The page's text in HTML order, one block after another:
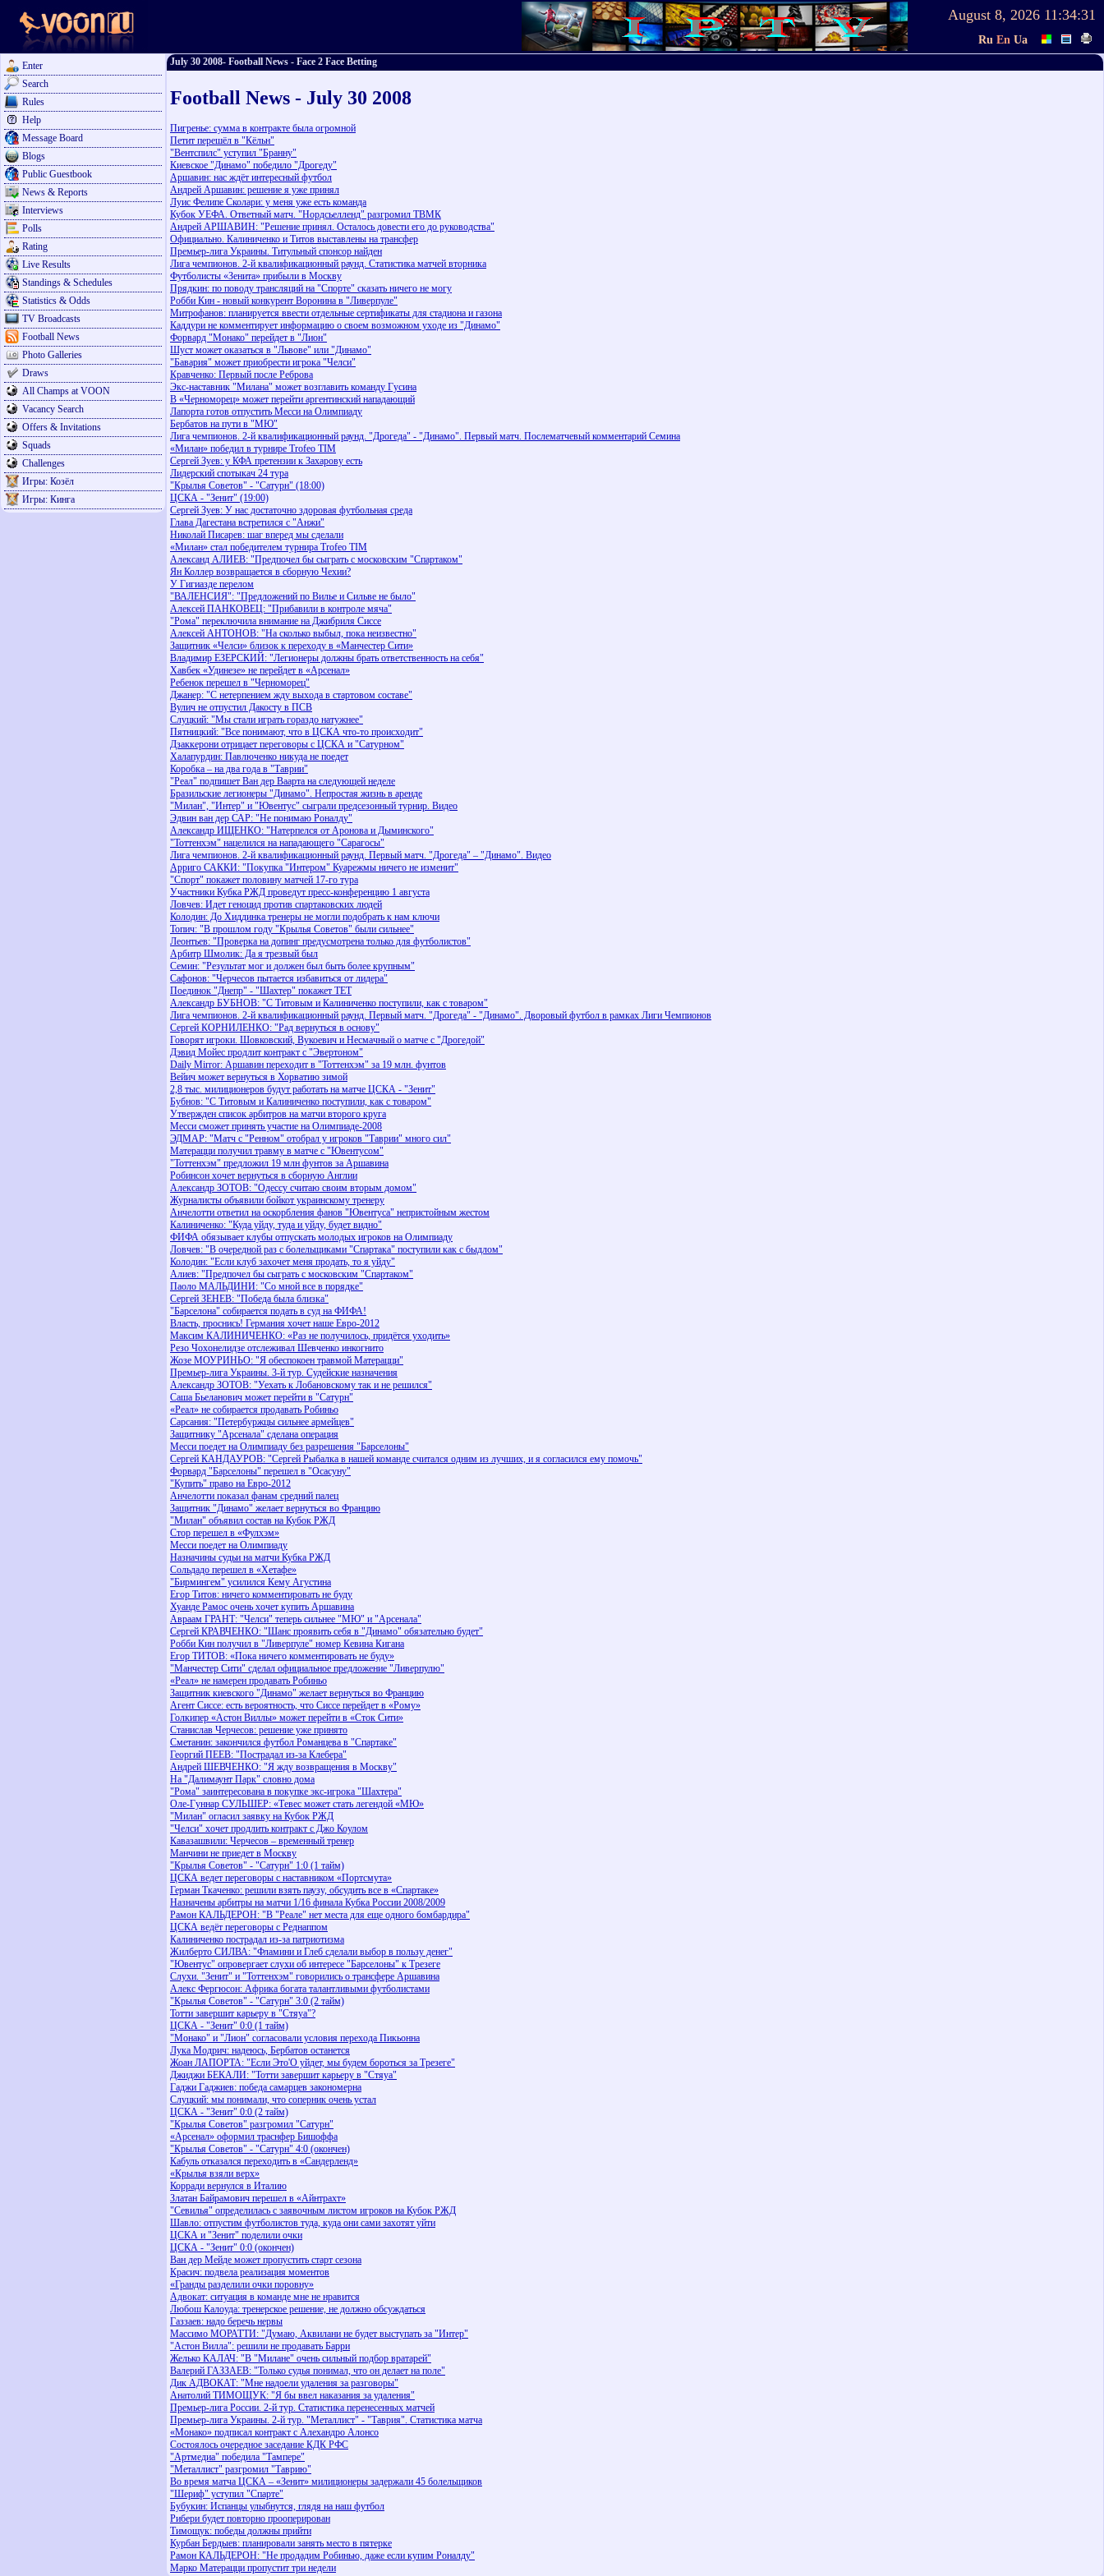
August 8, 2026 11:34:32
Ru En Ua
Enter
Search
Rules
Help
Message Board
Blogs
Public Guestbook
News & Reports
Interviews
Polls
Rating
Live Results
Standings & Schedules
Statistics & Odds
TV Broadcasts
Football News
Photo Galleries
Draws
All Champs at VOON
Vacancy Search
Offers & Invitations
Squads
Challenges
Игры: Козёл
Игры: Кинга
July 30 2008- Football News - Face 2 Face Betting
Football News - July 30 2008
Пигренье: сумма в контракте была огромной
Петит перешёл в "Кёльн"
"Вентспилс" уступил "Бранну"
Киевское "Динамо" победило "Дрогеду"
Аршавин: нас ждёт интересный футбол
Андрей Аршавин: решение я уже принял
Луис Фелипе Сколари: у меня уже есть команда
Кубок УЕФА. Ответный матч. "Нордсьелленд" разгромил ТВМК
Андрей АРШАВИН: "Решение принял. Осталось довести его до руководства"
Официально. Калиниченко и Титов выставлены на трансфер
Премьер-лига Украины. Титульный спонсор найден
Лига чемпионов. 2-й квалификационный раунд. Статистика матчей вторника
Футболисты «Зенита» прибыли в Москву
Прядкин: по поводу трансляций на "Спорте" сказать ничего не могу
Робби Кин - новый конкурент Воронина в "Ливерпуле"
Митрофанов: планируется ввести отдельные сертификаты для стадиона и газона
Каддури не комментирует информацию о своем возможном уходе из "Динамо"
Форвард "Монако" перейдет в "Лион"
Шуст может оказаться в "Львове" или "Динамо"
"Бавария" может приобрести игрока "Челси"
Кравченко: Первый после Реброва
Экс-наставник "Милана" может возглавить команду Гусина
В «Черноморец» может перейти аргентинский нападающий
Лапорта готов отпустить Месси на Олимпиаду
Бербатов на пути в "МЮ"
Лига чемпионов. 2-й квалификационный раунд. "Дрогеда" - "Динамо". Первый матч. Послематчевый комментарий Семина
«Милан» победил в турнире Trofeo TIM
Сергей Зуев: у КФА претензии к Захарову есть
Лидерский спотыкач 24 тура
"Крылья Советов" - "Сатурн" (18:00)
ЦСКА - "Зенит" (19:00)
Сергей Зуев: У нас достаточно здоровая футбольная среда
Глава Дагестана встретился с "Анжи"
Николай Писарев: шаг вперед мы сделали
«Милан» стал победителем турнира Trofeo TIM
Александ АЛИЕВ: "Предпочел бы сыграть с московским "Спартаком"
Ян Коллер возвращается в сборную Чехии?
У Гигиазде перелом
"ВАЛЕНСИЯ": "Предложений по Вилье и Сильве не было"
Алексей ПАНКОВЕЦ: "Прибавили в контроле мяча"
"Рома" переключила внимание на Джибриля Сиссе
Алексей АНТОНОВ: "На сколько выбыл, пока неизвестно"
Защитник «Челси» близок к переходу в «Манчестер Сити»
Владимир ЕЗЕРСКИЙ: "Легионеры должны брать ответственность на себя"
Хавбек «Удинезе» не перейдет в «Арсенал»
Ребенок перешел в "Черноморец"
Джанер: "С нетерпением жду выхода в стартовом составе"
Вулич не отпустил Дакосту в ПСВ
Слуцкий: "Мы стали играть гораздо натужнее"
Пятницкий: "Все понимают, что в ЦСКА что-то происходит"
Дзаккерони отрицает переговоры с ЦСКА и "Сатурном"
Халапурдин: Павлюченко никуда не поедет
Коробка – на два года в "Таврии"
"Реал" подпишет Ван дер Ваарта на следующей неделе
Бразильские легионеры "Динамо". Непростая жизнь в аренде
"Милан", "Интер" и "Ювентус" сыграли предсезонный турнир. Видео
Эдвин ван дер САР: "Не понимаю Роналду"
Александр ИЩЕНКО: "Натерпелся от Аронова и Дыминского"
"Тоттенхэм" нацелился на нападающего "Сарагосы"
Лига чемпионов. 2-й квалификационный раунд. Первый матч. "Дрогеда" – "Динамо". Видео
Арриго САККИ: "Покупка "Интером" Куарежмы ничего не изменит"
"Спорт" покажет половину матчей 17-го тура
Участники Кубка РЖД проведут пресс-конференцию 1 августа
Ловчев: Идет геноцид против спартаковских людей
Колодин: До Хиддинка тренеры не могли подобрать к нам ключи
Топич: "В прошлом году "Крылья Советов" были сильнее"
Леонтьев: "Проверка на допинг предусмотрена только для футболистов"
Арбитр Шмолик: Да я трезвый был
Семин: "Результат мог и должен был быть более крупным"
Сафонов: "Черчесов пытается избавиться от лидера"
Поединок "Днепр" - "Шахтер" покажет ТЕТ
Александр БУБНОВ: "С Титовым и Калиниченко поступили, как с товаром"
Лига чемпионов. 2-й квалификационный раунд. Первый матч. "Дрогеда" - "Динамо". Дворовый футбол в рамках Лиги Чемпионов
Сергей КОРНИЛЕНКО: "Рад вернуться в основу"
Говорят игроки. Шовковский, Вукоевич и Несмачный о матче с "Дрогедой"
Дэвид Мойес продлит контракт с "Эвертоном"
Daily Mirror: Аршавин переходит в "Тоттенхэм" за 19 млн. фунтов
Вейич может вернуться в Хорватию зимой
2,8 тыс. милиционеров будут работать на матче ЦСКА - "Зенит"
Бубнов: "С Титовым и Калиниченко поступили, как с товаром"
Утвержден список арбитров на матчи второго круга
Месси сможет принять участие на Олимпиаде-2008
ЭДМАР: "Матч с "Ренном" отобрал у игроков "Таврии" много сил"
Матерацци получил травму в матче с "Ювентусом"
"Тоттенхэм" предложил 19 млн фунтов за Аршавина
Робинсон хочет вернуться в сборную Англии
Александр ЗОТОВ: "Одессу считаю своим вторым домом"
Журналисты объявили бойкот украинскому тренеру
Анчелотти ответил на оскорбления фанов "Ювентуса" непристойным жестом
Калиниченко: "Куда уйду, туда и уйду, будет видно"
ФИФА обязывает клубы отпускать молодых игроков на Олимпиаду
Ловчев: "В очередной раз с болельщиками "Спартака" поступили как с быдлом"
Колодин: "Если клуб захочет меня продать, то я уйду"
Алиев: "Предпочел бы сыграть с московским "Спартаком"
Паоло МАЛЬДИНИ: "Со мной все в порядке"
Сергей ЗЕНЕВ: "Победа была близка"
"Барселона" собирается подать в суд на ФИФА!
Власть, проснись! Германия хочет наше Евро-2012
Максим КАЛИНИЧЕНКО: «Раз не получилось, придётся уходить»
Резо Чохонелидзе отслеживал Шевченко инкогнито
Жозе МОУРИНЬО: "Я обеспокоен травмой Матерацци"
Премьер-лига Украины. 3-й тур. Судейские назначения
Александр ЗОТОВ: "Уехать к Лобановскому так и не решился"
Саша Бьеланович может перейти в "Сатурн"
«Реал» не собирается продавать Робиньо
Сарсания: "Петербуржцы сильнее армейцев"
Защитнику "Арсенала" сделана операция
Месси поедет на Олимпиаду без разрешения "Барселоны"
Сергей КАНДАУРОВ: "Сергей Рыбалка в нашей команде считался одним из лучших, и я согласился ему помочь"
Форвард "Барселоны" перешел в "Осасуну"
"Купить" право на Евро-2012
Анчелотти показал фанам средний палец
Защитник "Динамо" желает вернуться во Францию
"Милан" объявил состав на Кубок РЖД
Стор перешел в «Фулхэм»
Месси поедет на Олимпиаду
Назначины судьи на матчи Кубка РЖД
Сольдадо перешел в «Хетафе»
"Бирмингем" усилился Кему Агустина
Егор Титов: ничего комментировать не буду
Хуанде Рамос очень хочет купить Аршавина
Авраам ГРАНТ: "Челси" теперь сильнее "МЮ" и "Арсенала"
Сергей КРАВЧЕНКО: "Шанс проявить себя в "Динамо" обязательно будет"
Робби Кин получил в "Ливерпуле" номер Кевина Кигана
Егор ТИТОВ: «Пока ничего комментировать не буду»
"Манчестер Сити" сделал официальное предложение "Ливерпулю"
«Реал» не намерен продавать Робиньо
Защитник киевского "Динамо" желает вернуться во Францию
Агент Сиссе: есть вероятность, что Сиссе перейдет в «Рому»
Голкипер «Астон Виллы» может перейти в «Сток Сити»
Станислав Черчесов: решение уже принято
Сметанин: закончился футбол Романцева в "Спартаке"
Георгий ПЕЕВ: "Пострадал из-за Клебера"
Андрей ШЕВЧЕНКО: "Я жду возвращения в Москву"
На "Далимаунт Парк" словно дома
"Рома" заинтересована в покупке экс-игрока "Шахтера"
Оле-Гуннар СУЛЬШЕР: «Тевес может стать легендой «МЮ»
"Милан" огласил заявку на Кубок РЖД
"Челси" хочет продлить контракт с Джо Коулом
Кавазашвили: Черчесов – временный тренер
Манчини не приедет в Москву
"Крылья Советов" - "Сатурн" 1:0 (1 тайм)
ЦСКА ведет переговоры с наставником «Портсмута»
Герман Ткаченко: решили взять паузу, обсудить все в «Спартаке»
Назначены арбитры на матчи 1/16 финала Кубка России 2008/2009
Рамон КАЛЬДЕРОН: "В "Реале" нет места для еще одного бомбардира"
ЦСКА ведёт переговоры с Реднаппом
Калиниченко пострадал из-за патриотизма
Жилберто СИЛВА: "Фламини и Глеб сделали выбор в пользу денег"
"Ювентус" опровергает слухи об интересе "Барселоны" к Трезеге
Слухи. "Зенит" и "Тоттенхэм" говорились о трансфере Аршавина
Алекс Фергюсон: Африка богата талантливыми футболистами
"Крылья Советов" - "Сатурн" 3:0 (2 тайм)
Тотти завершит карьеру в "Стяуа"?
ЦСКА - "Зенит" 0:0 (1 тайм)
"Монако" и "Лион" согласовали условия перехода Пикьонна
Лука Модрич: надеюсь, Бербатов останется
Жоан ЛАПОРТА: "Если Это'О уйдет, мы будем бороться за Трезеге"
Джиджи БЕКАЛИ: "Тотти завершит карьеру в "Стяуа"
Гаджи Гаджиев: победа самарцев закономерна
Слуцкий: мы понимали, что соперник очень устал
ЦСКА - "Зенит" 0:0 (2 тайм)
"Крылья Советов" разгромил "Сатурн"
«Арсенал» оформил траснфер Бишоффа
"Крылья Советов" - "Сатурн" 4:0 (окончен)
Кабуль отказался переходить в «Сандерленд»
«Крылья взяли верх»
Корради вернулся в Италию
Златан Байрамович перешел в «Айнтрахт»
"Севилья" определилась с заявочным листом игроков на Кубок РЖД
Шавло: отпустим футболистов туда, куда они сами захотят уйти
ЦСКА и "Зенит" поделили очки
ЦСКА - "Зенит" 0:0 (окончен)
Ван дер Мейде может пропустить старт сезона
Красич: подвела реализация моментов
«Гранды разделили очки поровну»
Адвокат: ситуация в команде мне не нравится
Любош Калоуда: тренерское решение, не должно обсуждаться
Газзаев: надо беречь нервы
Массимо МОРАТТИ: "Думаю, Аквилани не будет выступать за "Интер"
"Астон Вилла": решили не продавать Барри
Желько КАЛАЧ: "В "Милане" очень сильный подбор вратарей"
Валерий ГАЗЗАЕВ: "Только судья понимал, что он делает на поле"
Дик АДВОКАТ: "Мне надоели удаления за разговоры"
Анатолий ТИМОЩУК: "Я бы ввел наказания за удаления"
Премьер-лига России. 2-й тур. Статистика перенесенных матчей
Премьер-лига Украины. 2-й тур. "Металлист" - "Таврия". Статистика матча
«Монако» подписал контракт с Алехандро Алонсо
Состоялось очередное заседание КДК РФС
"Артмедиа" победила "Тампере"
"Металлист" разгромил "Таврию"
Во время матча ЦСКА – «Зенит» милиционеры задержали 45 болельщиков
"Шериф" уступил "Спарте"
Бубукин: Испанцы улыбнутся, глядя на наш футбол
Рибери будет повторно прооперирован
Тимощук: победы должны прийти
Курбан Бердыев: планировали занять место в пятерке
Рамон КАЛЬДЕРОН: "Не продадим Робинью, даже если купим Роналду"
Марко Матерацци пропустит три недели